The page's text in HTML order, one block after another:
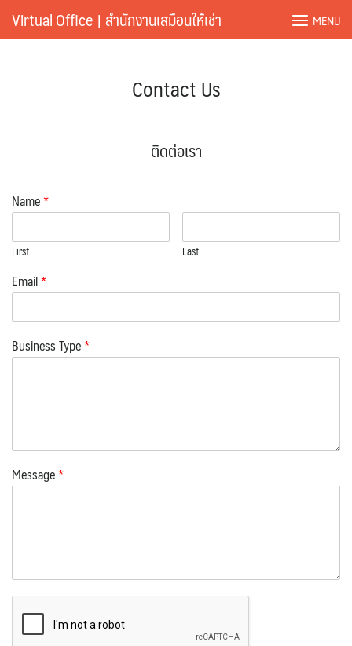
Virtual Office | สำนักงานเสมือนให้เช่า MENU
Contact Us
ติดต่อเรา
Name*
First Last
Email*
Business Type*
Message*